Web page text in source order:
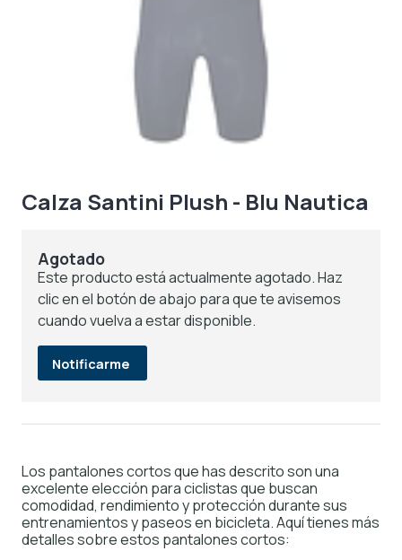
Calza Santini Plush - Blu Nautica
Agotado
Este producto está actualmente agotado. Haz
clic en el botón de abajo para que te avisemos
cuando vuelva a estar disponible.
Notificarme
Los pantalones cortos que has descrito son una
excelente elección para ciclistas que buscan
comodidad, rendimiento y protección durante sus
entrenamientos y paseos en bicicleta. Aquí tienes más
detalles sobre estos pantalones cortos: